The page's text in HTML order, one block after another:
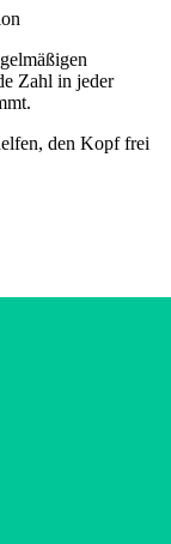
Zahl in jeder
den Kopf frei